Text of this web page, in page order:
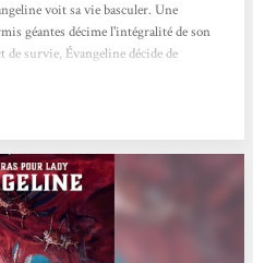
voit sa vie basculer. Une
géantes décime l'intégralité de son
survie, Évangeline décide de
pour la galaxie rôde. Un nuage